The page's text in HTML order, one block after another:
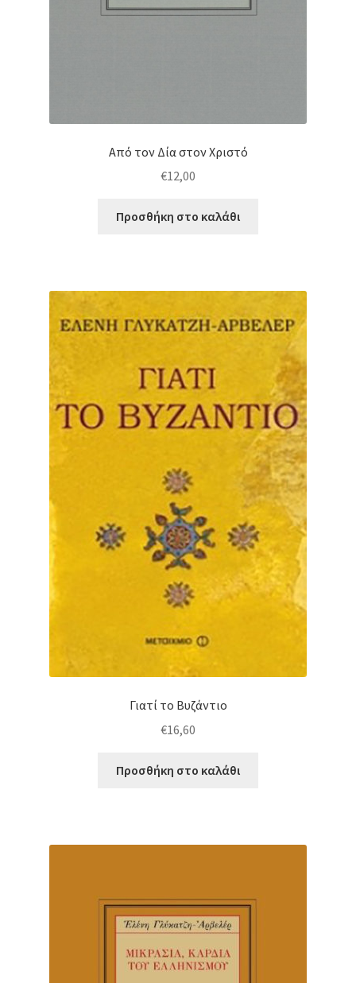
Από τον Δία στον Χριστό
€12,00
Προσθήκη στο καλάθι
Γιατί το Βυζάντιο
€16,60
Προσθήκη στο καλάθι